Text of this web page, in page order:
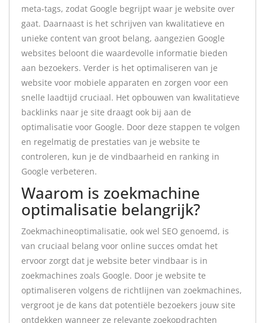
meta-tags, zodat Google begrijpt waar je website over
gaat. Daarnaast is het schrijven van kwalitatieve en
unieke content van groot belang, aangezien Google
websites beloont die waardevolle informatie bieden
aan bezoekers. Verder is het optimaliseren van je
website voor mobiele apparaten en zorgen voor een
snelle laadtijd cruciaal. Het opbouwen van kwalitatieve
backlinks naar je site draagt ook bij aan de
optimalisatie voor Google. Door deze stappen te volgen
en regelmatig de prestaties van je website te
controleren, kun je de vindbaarheid en ranking in
Google verbeteren.
Waarom is zoekmachine
optimalisatie belangrijk?
Zoekmachineoptimalisatie, ook wel SEO genoemd, is
van cruciaal belang voor online succes omdat het
ervoor zorgt dat je website beter vindbaar is in
zoekmachines zoals Google. Door je website te
optimaliseren volgens de richtlijnen van zoekmachines,
vergroot je de kans dat potentiële bezoekers jouw site
ontdekken wanneer ze relevante zoekopdrachten